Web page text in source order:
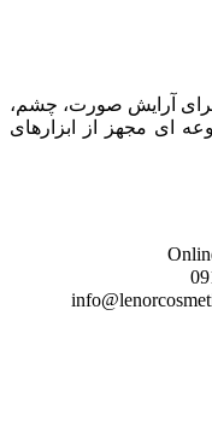
برای آرایش صورت، چشم،
ای مجهز از ابزارهای